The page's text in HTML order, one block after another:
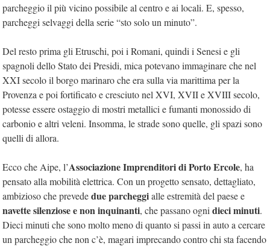
parcheggio il più vicino possibile al centro e ai locali. E, spesso,
parcheggi selvaggi della serie “sto solo un minuto”.
Del resto prima gli Etruschi, poi i Romani, quindi i Senesi e gli
spagnoli dello Stato dei Presidi, mica potevano immaginare che nel
XXI secolo il borgo marinaro che era sulla via marittima per la
Provenza e poi fortificato e cresciuto nel XVI, XVII e XVIII secolo,
potesse essere ostaggio di mostri metallici e fumanti monossido di
carbonio e altri veleni. Insomma, le strade sono quelle, gli spazi sono
quelli di allora.
Ecco che Aipe, l’Associazione Imprenditori di Porto Ercole, ha
pensato alla mobilità elettrica. Con un progetto sensato, dettagliato,
ambizioso che prevededue parcheggialle estremità del paese e
navette silenziose e non inquinanti, che passano ogni dieci minuti.
Dieci minuti che sono molto meno di quanto si passi in auto a cercare
un parcheggio che non c’è, magari imprecando contro chi sta facendo